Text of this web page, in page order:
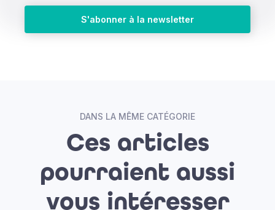
S'abonner à la newsletter
DANS LA MÊME CATÉGORIE
Ces articles
pourraient aussi
vous intéresser